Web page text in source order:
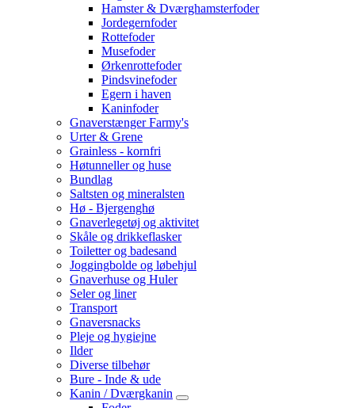
Hamster & Dværghamsterfoder
Jordegernfoder
Rottefoder
Musefoder
Ørkenrottefoder
Pindsvinefoder
Egern i haven
Kaninfoder
Gnaverstænger Farmy's
Urter & Grene
Grainless - kornfri
Høtunneller og huse
Bundlag
Saltsten og mineralsten
Hø - Bjergenghø
Gnaverlegetøj og aktivitet
Skåle og drikkeflasker
Toiletter og badesand
Joggingbolde og løbehjul
Gnaverhuse og Huler
Seler og liner
Transport
Gnaversnacks
Pleje og hygiejne
Ilder
Diverse tilbehør
Bure - Inde & ude
Kanin / Dværgkanin